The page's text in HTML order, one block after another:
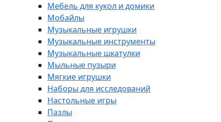
Мебель для кукол и домики
Мобайлы
Музыкальные игрушки
Музыкальные инструменты
Музыкальные шкатулки
Мыльные пузыри
Мягкие игрушки
Наборы для исследований
Настольные игры
Пазлы